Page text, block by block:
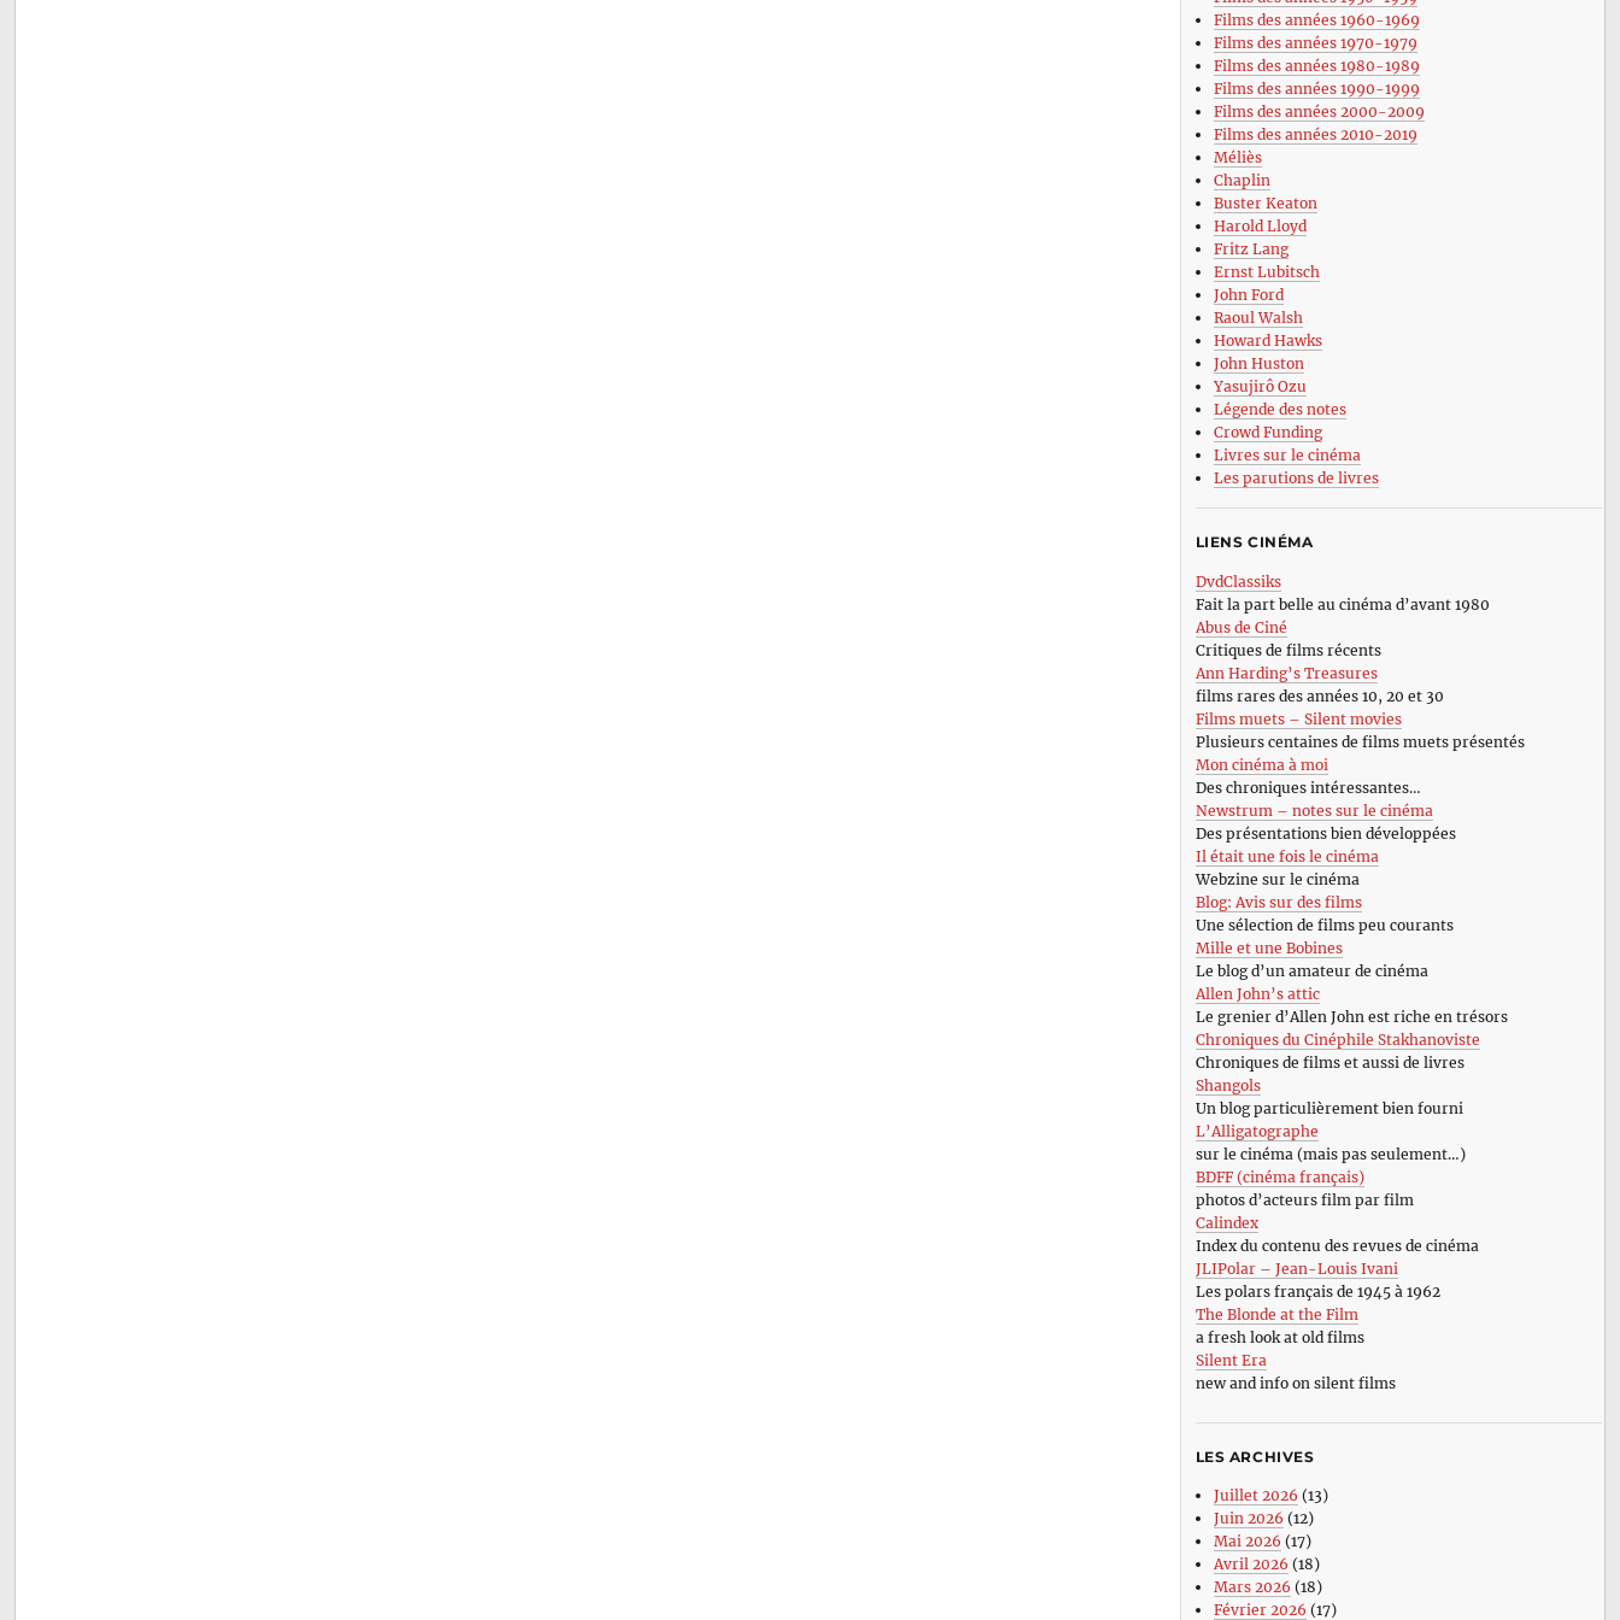
Films des années 1960-1969
Films des années 1970-1979
Films des années 1980-1989
Films des années 1990-1999
Films des années 2000-2009
Films des années 2010-2019
Méliès
Chaplin
Buster Keaton
Harold Lloyd
Fritz Lang
Ernst Lubitsch
John Ford
Raoul Walsh
Howard Hawks
John Huston
Yasujirô Ozu
Légende des notes
Crowd Funding
Livres sur le cinéma
Les parutions de livres
LIENS CINÉMA
DvdClassiks
Fait la part belle au cinéma d’avant 1980
Abus de Ciné
Critiques de films récents
Ann Harding’s Treasures
films rares des années 10, 20 et 30
Films muets – Silent movies
Plusieurs centaines de films muets présentés
Mon cinéma à moi
Des chroniques intéressantes…
Newstrum – notes sur le cinéma
Des présentations bien développées
Il était une fois le cinéma
Webzine sur le cinéma
Blog: Avis sur des films
Une sélection de films peu courants
Mille et une Bobines
Le blog d’un amateur de cinéma
Allen John’s attic
Le grenier d’Allen John est riche en trésors
Chroniques du Cinéphile Stakhanoviste
Chroniques de films et aussi de livres
Shangols
Un blog particulièrement bien fourni
L’Alligatographe
sur le cinéma (mais pas seulement…)
BDFF (cinéma français)
photos d’acteurs film par film
Calindex
Index du contenu des revues de cinéma
JLIPolar – Jean-Louis Ivani
Les polars français de 1945 à 1962
The Blonde at the Film
a fresh look at old films
Silent Era
new and info on silent films
LES ARCHIVES
Juillet 2026 (13)
Juin 2026 (12)
Mai 2026 (17)
Avril 2026 (18)
Mars 2026 (18)
Février 2026 (17)